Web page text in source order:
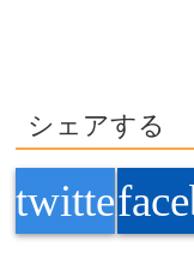
シェアする
twitter